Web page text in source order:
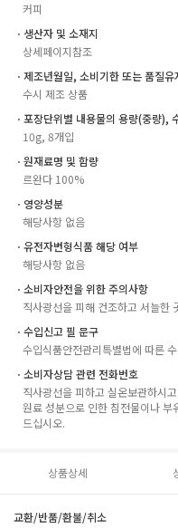
커피
ㆍ생산자 및 소재지
상세페이지참조
ㆍ제조년월일, 소비기한 또는 품질유
수시 제조 상품
ㆍ포장단위별 내용물의 용량(중량),
10g, 8개입
ㆍ원재료명 및 함량
르완다 100%
ㆍ영양성분
해당사항 없음
ㆍ유전자변형식품 해당 여부
해당사항 없음
ㆍ소비자안전을 위한 주의사항
직사광선을 피해 건조하고 서늘한
ㆍ수입신고 필 문구
수입식품안전관리특별법에 따른
ㆍ소비자상담 관련 전화번호
직사광선을 피하고 실온보관하시
원료 성분으로 인한 침전물이나
드십시오.
상품상세
교환/반품/환불/취소